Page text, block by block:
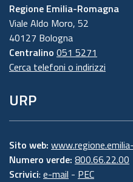
Regione Emilia-Romagna
Viale Aldo Moro, 52
40127 Bologna
Centralino 051 5271
Cerca telefoni o indirizzi
URP
Sito web:
Numero verde: 800.66.22.00
Scrivici: e-mail - PEC